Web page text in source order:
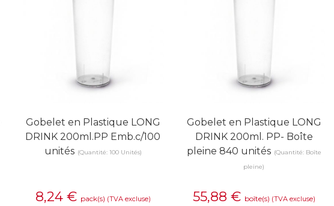
Gobelet en Plastique LONG
DRINK 200ml.PP Emb.c/100
unités (Quantité: 100 Unités)
8,24 € pack(s) (TVA excluse)
Gobelet en Plastique LONG
DRINK 200ml. PP- Boîte
pleine 840 unités (Quantité: Boîte
pleine)
55,88 € boîte(s) (TVA excluse)